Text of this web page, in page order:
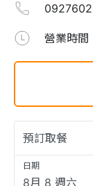
營業時間
日期